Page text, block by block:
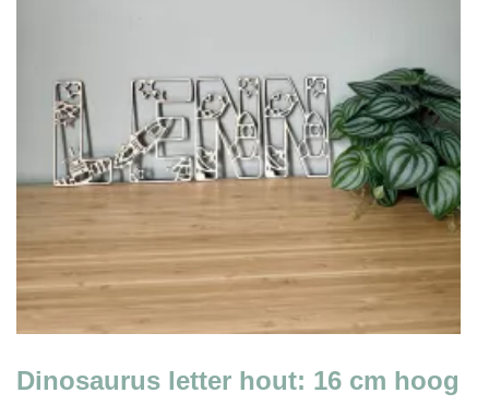
Dinosaurus letter hout: 16 cm hoog